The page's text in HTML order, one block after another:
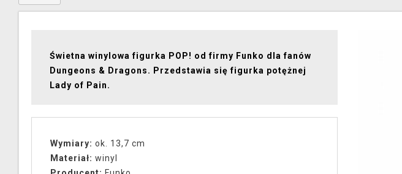
Świetna winylowa figurka POP! od firmy Funko dla fanów
Dungeons & Dragons. Przedstawia się figurka potężnej
Lady of Pain.
Wymiary: ok. 13,7 cm
Materiał: winyl